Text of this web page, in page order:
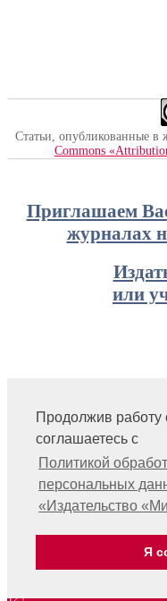
Продолжив работу
соглашаетесь с
Политикой
персональных
«Издательство
Я
Статьи, опубликованные в
Commons
Приглашаем
журналах
или
Контакты, учредитель,
Политика обработки,
ООО «Издательство «Мир
science», LLC Материалы,
о защите авторских прав.
запрещена без
Авторские права на
принадлежат их авторам.
Павлов, pavlov@mir-
12+